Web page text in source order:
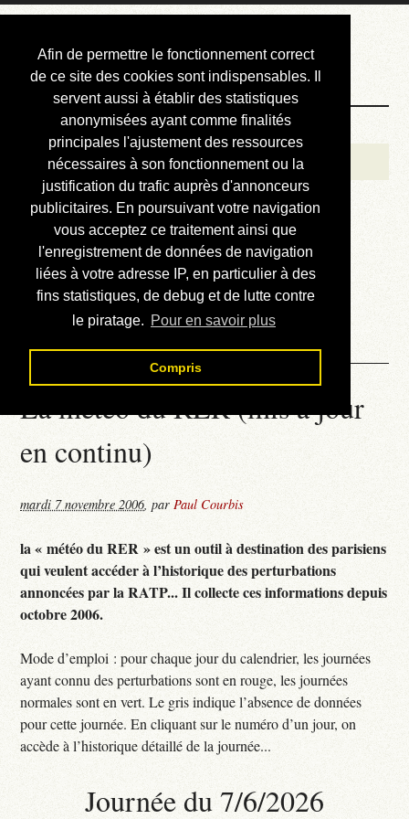
Afin de permettre le fonctionnement correct
de ce site des cookies sont indispensables. Il
servent aussi à établir des statistiques
anonymisées ayant comme finalités
principales l'ajustement des ressources
nécessaires à son fonctionnement ou la
justification du trafic auprès d'annonceurs
publicitaires. En poursuivant votre navigation
vous acceptez ce traitement ainsi que
l'enregistrement de données de navigation
liées à votre adresse IP, en particulier à des
fins statistiques, de debug et de lutte contre
le piratage. Pour en savoir plus
Compris
Courbis, « LE »
Blog Officiel
Bienvenue
Réalisations
Divers (et d’été)
Annonces
Liens externes
Téléchargement
Contact
La météo du RER (mis à jour
en continu)
mardi 7 novembre 2006,parPaul Courbis
la « météo du RER » est un outil à destination des parisiens
qui veulent accéder à l’historique des perturbations
annoncées par la RATP... Il collecte ces informations depuis
octobre 2006.
Mode d’emploi : pour chaque jour du calendrier, les journées
ayant connu des perturbations sont en rouge, les journées
normales sont en vert. Le gris indique l’absence de données
pour cette journée. En cliquant sur le numéro d’un jour, on
accède à l’historique détaillé de la journée...
Journée du 7/6/2026